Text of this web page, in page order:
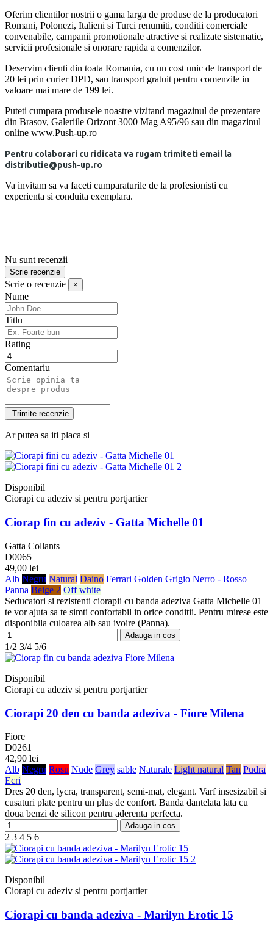
Oferim clientilor nostrii o gama larga de produse de la producatori
Romani, Polonezi, Italieni si Turci renumiti, conditii comerciale
convenabile, campanii promotionale atractive si realizate sistematic,
servicii profesionale si onorare rapida a comenzilor.
Deservim clienti din toata Romania, cu un cost unic de transport de
20 lei prin curier DPD, sau transport gratuit pentru comenzile in
valoare mai mare de 199 lei.
Puteti cumpara produsele noastre vizitand magazinul de prezentare
din Brasov, Galeriile Orizont 3000 Mag A95/96 sau din magazinul
online www.Push-up.ro
Pentru colaborari cu ridicata va rugam trimiteti email la
distributie@push-up.ro
Va invitam sa va faceti cumparaturile de la profesionisti cu
experienta si conduita exemplara.
Nu sunt recenzii
Scrie recenzie
Scrie o recenzie ×
Nume
Titlu
Rating
Comentariu
Ar putea sa iti placa si
Disponibil
Ciorapi cu adeziv si pentru portjartier
Ciorap fin cu adeziv - Gatta Michelle 01
Gatta Collants
D0065
49,00 lei
Alb Negru Natural Daino Ferrari Golden Grigio Nerro - Rosso
Panna Beige 2 Off white
Seducatori si rezistenti ciorapii cu banda adeziva Gatta Michelle 01
te vor ajuta sa te simti confortabil in orice conditii. Pentru mirese este
disponibila culoarea alb sau ivoire (Panna).
Adauga in cos
1/2 3/4 5/6
Disponibil
Ciorapi cu adeziv si pentru portjartier
Ciorapi 20 den cu banda adeziva - Fiore Milena
Fiore
D0261
42,90 lei
Alb Negru Rosu Nude Grey sable Naturale Light natural Tan Pudra
Ecri
Dres 20 den, lycra, transparent, semi-mat, elegant. Varf insesizabil si
cusaturi plate pentru un plus de confort. Banda dantelata lata cu
doua benzi de silicon pentru aderenta perfecta.
Adauga in cos
2 3 4 5 6
Disponibil
Ciorapi cu adeziv si pentru portjartier
Ciorapi cu banda adeziva - Marilyn Erotic 15